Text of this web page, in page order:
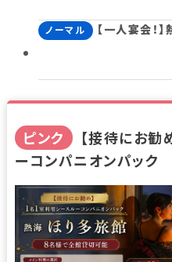
ノーマル
【一人宴会！
ピンク
【接待にお
ーコンパニオンパック